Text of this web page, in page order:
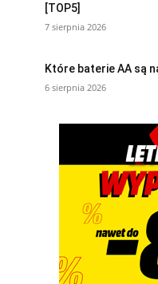
[TOP5]
7 sierpnia 2026
Które baterie AA są
6 sierpnia 2026